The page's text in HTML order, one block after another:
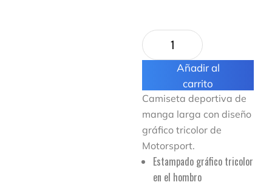
Añadir al
carrito
Camiseta deportiva de
manga larga con diseño
gráfico tricolor de
Motorsport.
Estampado gráfico tricolor
en el hombro